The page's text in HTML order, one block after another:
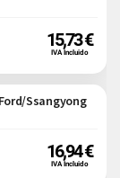
15,73 €
IVA Incluido
Ssangyong
16,94 €
IVA Incluido